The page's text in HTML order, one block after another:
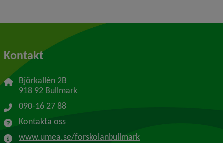
Kontakt
Björkallén 2B
918 92 Bullmark
090-16 27 88
Kontakta oss
www.umea.se/forskolanbullmark